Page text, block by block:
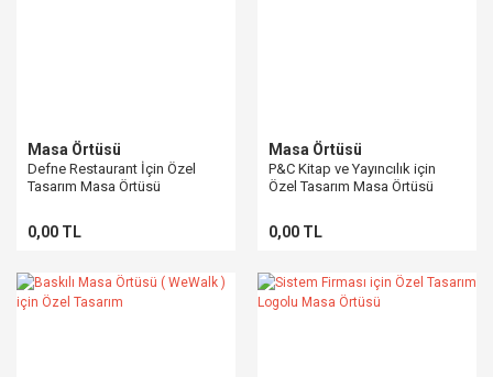
Masa Örtüsü
Defne Restaurant İçin Özel
Tasarım Masa Örtüsü
0,00 TL
Masa Örtüsü
P&C Kitap ve Yayıncılık için
Özel Tasarım Masa Örtüsü
0,00 TL